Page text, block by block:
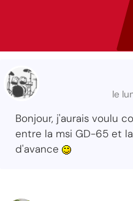
le
Bonjour, j'aurais voulu
entre la msi GD-65 et
d'avance